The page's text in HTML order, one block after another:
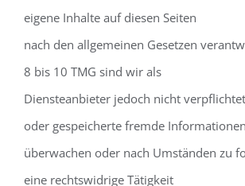
eigene Inhalte auf diesen Seiten
nach den allgemeinen Gesetzen
8 bis 10 TMG sind wir als
Diensteanbieter jedoch nicht
oder gespeicherte fremde
überwachen oder nach Umständen zu
eine rechtswidrige Tätigkeit